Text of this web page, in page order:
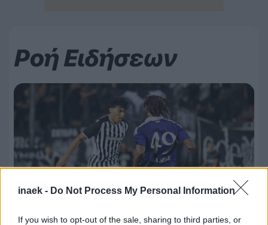
inaek - Do Not Process My Personal Information
If you wish to opt-out of the sale, sharing to third parties, or
Ροή Ειδήσεων